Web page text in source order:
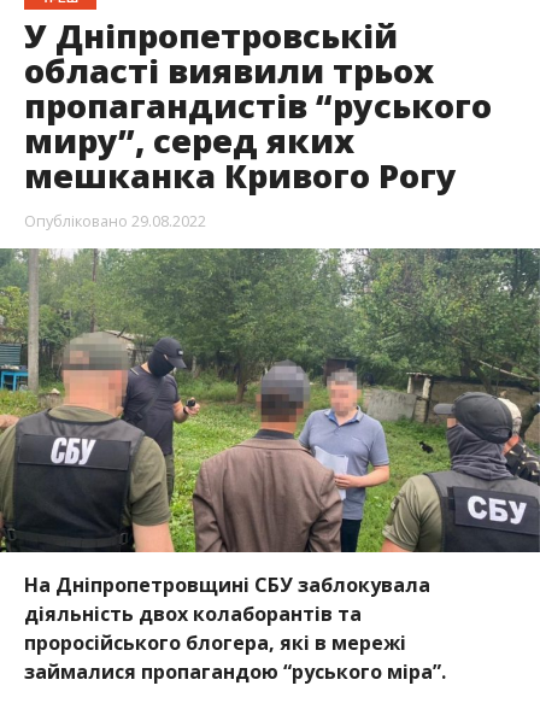
У Дніпропетровській
області виявили трьох
пропагандистів “руського
миру”, серед яких
мешканка Кривого Рогу
Опубліковано 29.08.2022
На Дніпропетровщині СБУ заблокувала
діяльність двох колаборантів та
проросійського блогера, які в мережі
займалися пропагандою “руського міра”.